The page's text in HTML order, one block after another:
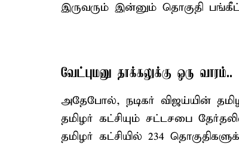
இருவரும் இன்னும் தொகுதி
வேட்புமனு தாக்கலுக்கு ஒரு வாரம்..
அதேபோல், நடிகர் விஜய்யின்
தமிழர் கட்சியும் சட்டசபை
தமிழர் கட்சியில் 234